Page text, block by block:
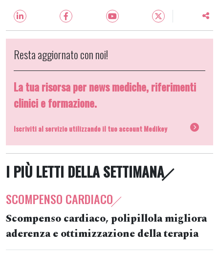
Resta aggiornato con noi!
La tua risorsa per news mediche, riferimenti
clinici e formazione.
Iscriviti al servizio utilizzando il tuo account Medikey
I PIÙ LETTI DELLA SETTIMANA
SCOMPENSO CARDIACO
Scompenso cardiaco, polipillola migliora
aderenza e ottimizzazione della terapia